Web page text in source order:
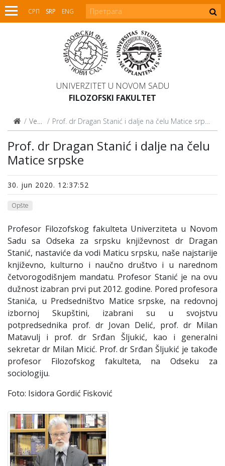
СРП SRP ENG
UNIVERZITET U NOVOM SADU
FILOZOFSKI FAKULTET
Vesti Prof. dr Dragan Stanić i dalje na čelu Matice srpske
Prof. dr Dragan Stanić i dalje na čelu
Matice srpske
30. jun 2020. 12:37:52
Opšte
Profesor Filozofskog fakulteta Univerziteta u Novom
Sadu sa Odseka za srpsku književnost dr Dragan
Stanić, nastaviće da vodi Maticu srpsku, naše najstarije
književno, kulturno i naučno društvo i u narednom
četvorogodišnjem mandatu. Profesor Stanić je na ovu
dužnost izabran prvi put 2012. godine. Pored profesora
Stanića, u Predsedništvo Matice srpske, na redovnoj
izbornoj Skupštini, izabrani su u svojstvu
potpredsednika prof. dr Jovan Delić, prof. dr Milan
Matavulj i prof. dr Srđan Šljukić, kao i generalni
sekretar dr Milan Micić. Prof. dr Srđan Šljukić je takođe
profesor Filozofskog fakulteta, na Odseku za
sociologiju.
Foto: Isidora Gordić Fisković